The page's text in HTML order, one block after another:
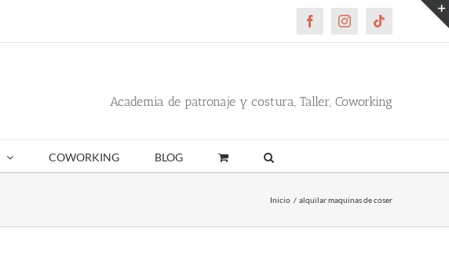
FacebookInstagramTiktok
Academia de patronaje y costura, Taller, Coworking
COWORKING BLOG
Inicio alquilar maquinas de coser